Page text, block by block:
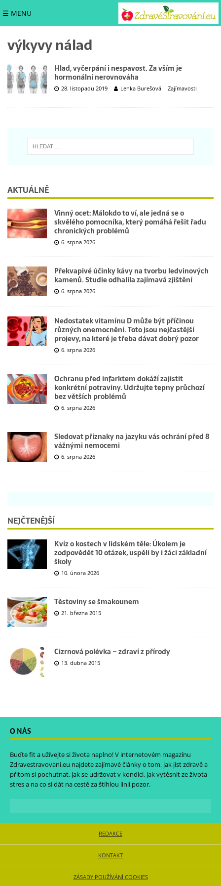
☰ MENU
výkyvy nálad
Hlad, vyčerpání i nespavost. Za vším je
hormonální nerovnováha
28. listopadu 2019 Lenka Burešová Zajímavosti
AKTUÁLNĚ
Vinný ocet: Málokdo to ví, ale jedná se o
skvělého pomocníka, který pomáhá řešit řadu
chronických problémů
6. srpna 2026
Překvapivé účinky kávy na tvorbu ledvinových
kamenů. Studie odhalila zajímavá zjištění
6. srpna 2026
Nedostatek vitamínu D může být příčinou
různých onemocnění. Toto jsou nejčastější
projevy, na které je třeba dávat dobrý pozor
6. srpna 2026
Ochranu před infarktem dokáží zajistit
konkrétní potraviny. Udržujte tepny průchozí
bez větších problémů
6. srpna 2026
Sledovat příznaky na jazyku vás ochrání před 8
vážnými nemocemi
6. srpna 2026
NEJČTENĚJŠÍ
Kvíz o kostech v lidském těle: Úkolem je
zodpovědět 10 otázek, uspěli by i žáci základní
školy
10. února 2026
Těstoviny se šmakounem
21. března 2015
Cizrnová polévka – zdraví z přírody
13. dubna 2015
O NÁS
Buďte fit a užívejte si života naplno! V internetovém magazínu
Zdravestravovani.eu najdete zajímavé články o tom, jak jíst zdravě a
přitom si pochutnat, jak se udržovat v kondici, jak vytěsnit ze života
stres a na co si dát na cestě za štíhlou linií pozor.
REDAKCE
KONTAKT
ZÁSADY POUŽÍVÁNÍ COOKIES